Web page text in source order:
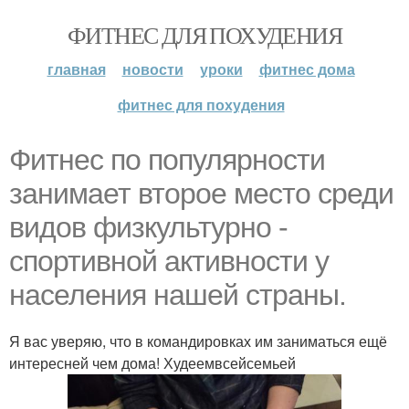
ФИТНЕС ДЛЯ ПОХУДЕНИЯ
главная новости уроки
фитнес дома
фитнес для похудения
Фитнес по популярности
занимает второе место среди
видов физкультурно -
спортивной активности у
населения нашей страны.
Я вас уверяю, что в командировках им заниматься ещё
интересней чем дома! Худеемвсейсемьей